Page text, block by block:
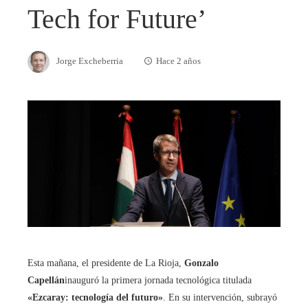
Tech for Future’
Jorge Excheberria Hace 2 años
Esta mañana, el presidente de La Rioja, Gonzalo
Capelláninauguró la primera jornada tecnológica titulada
«Ezcaray: tecnología del futuro». En su intervención, subrayó